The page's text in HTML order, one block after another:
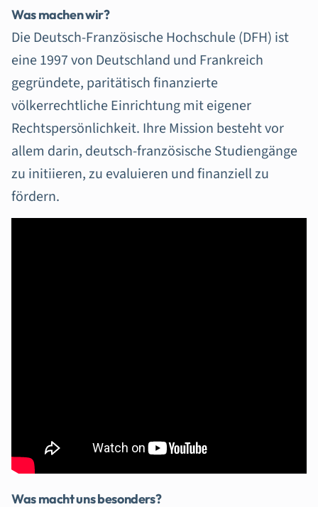
Was machen wir?
Die Deutsch-Französische Hochschule (DFH) ist
eine 1997 von Deutschland und Frankreich
gegründete, paritätisch finanzierte
völkerrechtliche Einrichtung mit eigener
Rechtspersönlichkeit. Ihre Mission besteht vor
allem darin, deutsch-französische Studiengänge
zu initiieren, zu evaluieren und finanziell zu
fördern.
Was macht uns besonders?